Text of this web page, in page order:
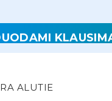
ALUTIE